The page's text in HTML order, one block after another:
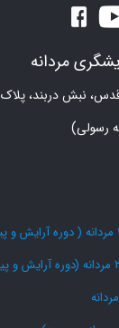
مردانه
نبش دربند، پلاک ۳، طبقه